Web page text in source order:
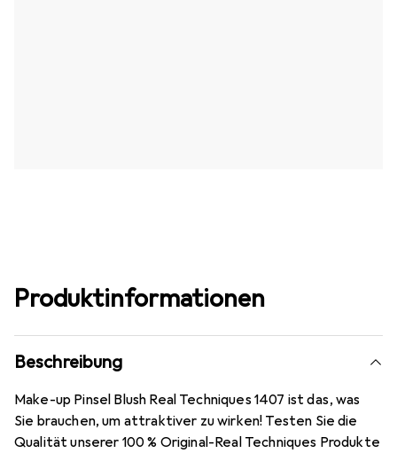
Produktinformationen
Beschreibung
Make-up Pinsel Blush Real Techniques 1407 ist das, was
Sie brauchen, um attraktiver zu wirken! Testen Sie die
Qualität unserer 100 % Original-Real Techniques Produkte